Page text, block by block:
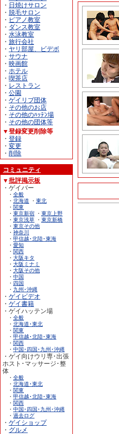
・ 日焼けサロン
・ 脱毛サロン
・ ピアノ教室
・ ダンス教室
・ 水泳教室
・ 旅行会社
・ ヤリ部屋、ビデボ
・ サウナ
・ 映画館
・ ホテル
・ 喫茶店
・ レストラン
・ 公園
・ ゲイリブ団体
・ その他のお店
・ その他のﾊｯﾃﾝ場
・ その他の団体等
▼登録変更削除等
・ 登録
・ 変更
・ 削除
コミュニティ
▼ 批評掲示板
・ゲイバー
・ 全般
・ 北海道 ・ 東北
・ 関東
・ 東京新宿 ・ 東京上野
・ 東京浅草 ・ 東京新橋
・ 東京その他
・ 神奈川
・ 甲信越･北陸･東海
・ 愛知
・ 関西
・ 大阪キタ
・ 大阪ミナミ
・ 大阪その他
・ 中国
・ 四国
・ 九州･沖縄
・ ゲイビデオ
・ ゲイ書籍
・ゲイハッテン場
・ 全般
・ 北海道･東北
・ 関東
・ 甲信越･北陸･東海
・ 関西
・ 中国･四国･九州･沖縄
・ゲイ向けウリ専･出張
ホスト･マッサージ･整
体
・ 全般
・ 北海道･東北
・ 関東
・ 甲信越･北陸･東海
・ 関西
・ 中国･四国･九州･沖縄
・ 過去ログ
・ ゲイショップ
・ グルメ